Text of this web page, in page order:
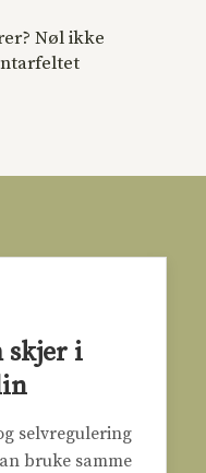
Nøl ikke
skjer i
selvregulering
bruke samme